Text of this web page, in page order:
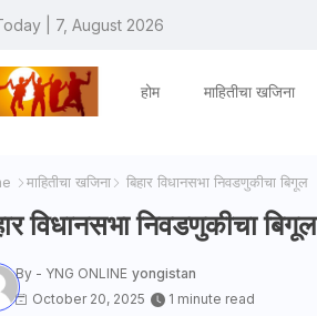
| 7, August 2026
होम माहितीचा खजिना
माहितीचा खजिना बिहार विधानसभा निवडणुकीचा बिगूल
विधानसभा निवडणुकीचा बिगूल
By - YNG ONLINE yongistan
October 20, 2025
1 minute read